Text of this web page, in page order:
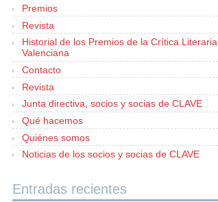
Premios
Revista
Historial de los Premios de la Crítica Literaria
Valenciana
Contacto
Revista
Junta directiva, socios y socias de CLAVE
Qué hacemos
Quiénes somos
Noticias de los socios y socias de CLAVE
Entradas recientes